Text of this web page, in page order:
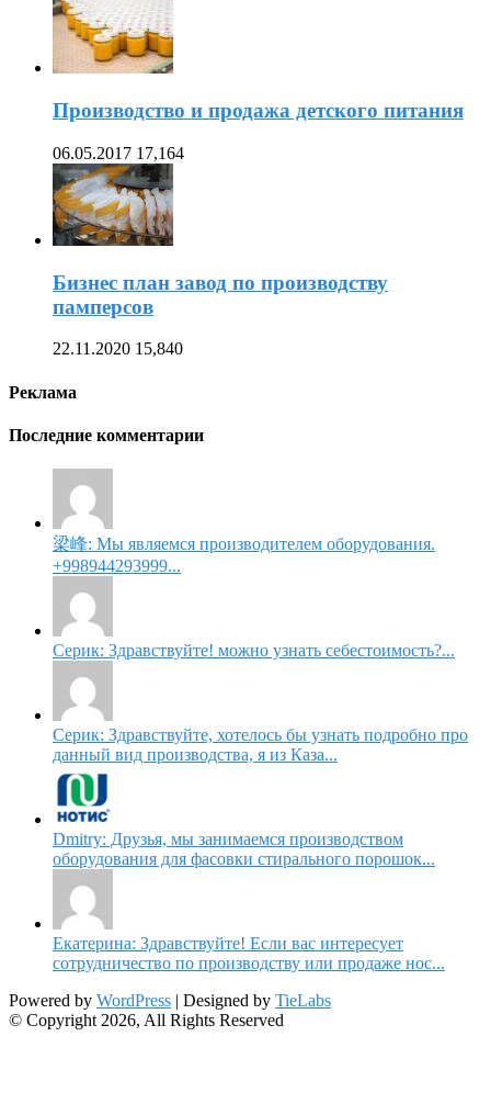
Производство и продажа детского питания
06.05.2017 17,164
Бизнес план завод по производству
памперсов
22.11.2020 15,840
Реклама
Последние комментарии
梁峰: Мы являемся производителем оборудования.
+998944293999...
Серик: Здравствуйте! можно узнать себестоимость?...
Серик: Здравствуйте, хотелось бы узнать подробно про
данный вид производства, я из Каза...
Dmitry: Друзья, мы занимаемся производством
оборудования для фасовки стирального порошок...
Екатерина: Здравствуйте! Если вас интересует
сотрудничество по производству или продаже нос...
Powered by WordPress | Designed by TieLabs
© Copyright 2026, All Rights Reserved